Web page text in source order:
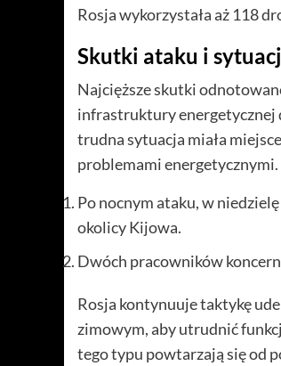
Rosja wykorzystała aż 118
Skutki ataku i
Najcięższe skutki
infrastruktury energetycznej
trudna sytuacja miała
problemami energetycznymi.
Po nocnym ataku, w
okolicy Kijowa.
Dwóch pracowników
Rosja kontynuuje taktykę
zimowym, aby utrudnić
tego typu powtarzają się od